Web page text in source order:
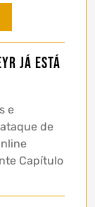
já está
e
de
Capítulo